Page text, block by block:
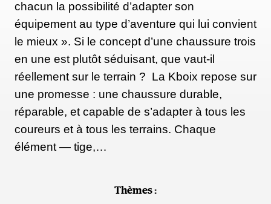
chacun la possibilité d’adapter son
équipement au type d’aventure qui lui convient
le mieux ». Si le concept d’une chaussure trois
en une est plutôt séduisant, que vaut-il
réellement sur le terrain ? La Kboix repose sur
une promesse : une chaussure durable,
réparable, et capable de s’adapter à tous les
coureurs et à tous les terrains. Chaque
élément — tige,…
Thèmes :